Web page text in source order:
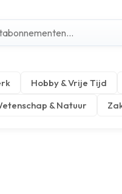
Hobby & Vrije Tijd
& Natuur